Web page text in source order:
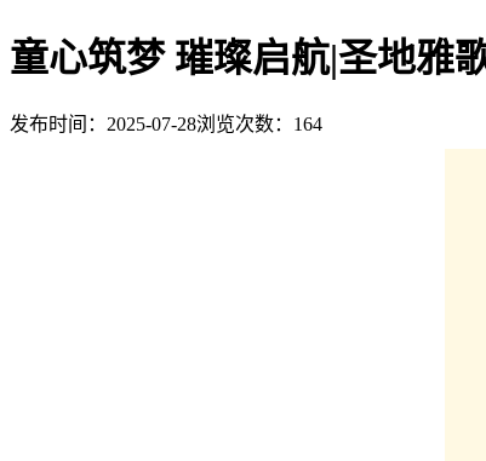
童心筑梦 璀璨启航|圣地雅
发布时间：2025-07-28浏览次数： 164